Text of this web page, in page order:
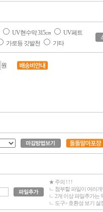
UV현수막 315㎝
UV페트
가로등 깃발천 기타
원
★ 주의 ! ! !
ㄴ 첨부할 파일이 여러
ㄴ 2개 이상 파일추가는
ㄴ 도구> 호환성 보기 설